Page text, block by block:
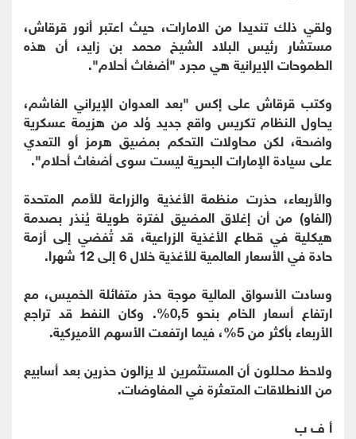
ولقي ذلك تنديدا من الامارات، حيث اعتبر أنور قرقاش،
مستشار رئيس البلاد الشيخ محمد بن زايد، أن هذه
الطموحات الإيرانية هي مجرد "أضغاث أحلام".
وكتب قرقاش على إكس "بعد العدوان الإيراني الغاشم،
يحاول النظام تكريس واقع جديد وُلد من هزيمة عسكرية
واضحة، لكن محاولات التحكم بمضيق هرمز أو التعدي
على سيادة الإمارات البحرية ليست سوى أضغاث أحلام".
والأربعاء، حذرت منظمة الأغذية والزراعة للأمم المتحدة
(الفاو) من أن إغلاق المضيق لفترة طويلة يُنذر بصدمة
هيكلية في قطاع الأغذية الزراعية، قد تُفضي إلى أزمة
حادة في الأسعار العالمية للأغذية خلال 6 إلى 12 شهرا.
وسادت الأسواق المالية موجة حذر متفائلة الخميس، مع
ارتفاع أسعار الخام بنحو 0,5%. وكان النفط قد تراجع
الأربعاء بأكثر من 5%، فيما ارتفعت الأسهم الأميركية.
ولاحظ محللون أن المستثمرين لا يزالون حذرين بعد أسابيع
من الانطلاقات المتعثرة في المفاوضات.
أ ف ب